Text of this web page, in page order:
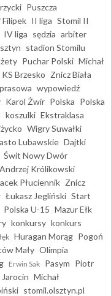
Puszcza
II liga Stomil II
IV liga sędzia arbiter
stadion Stomilu
Puchar Polski Michał
Brzesko Znicz Biała
wypowiedź
Karol Żwir Polska Polska
koszulki Ekstraklasa
Wigry Suwałki
Lubawskie Dajtki
Świt Nowy Dwór
Andrzej Królikowski
Płuciennik Znicz
Łukasz Jegliński Start
Polska U-15 Mazur Ełk
konkursy konkurs
Huragan Morąg Pogoń
Mały Olimpia
Erwin Sak Pasym Piotr
Jarocin Michał
stomil.olsztyn.pl